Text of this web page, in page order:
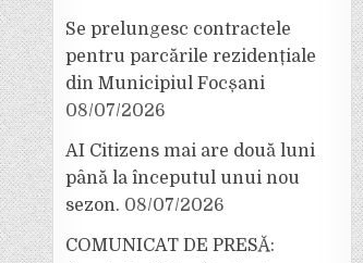
Se prelungesc contractele
pentru parcările rezidențiale
din Municipiul Focșani
08/07/2026
AI Citizens mai are două luni
până la începutul unui nou
sezon. 08/07/2026
COMUNICAT DE PRESĂ: